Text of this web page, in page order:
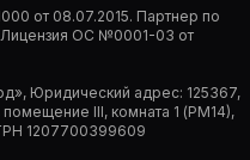
от 08.07.2015. Партнер по
ОС №0001-03 от
Юридический адрес: 125367,
помещение III, комната 1 (РМ14),
1207700399609